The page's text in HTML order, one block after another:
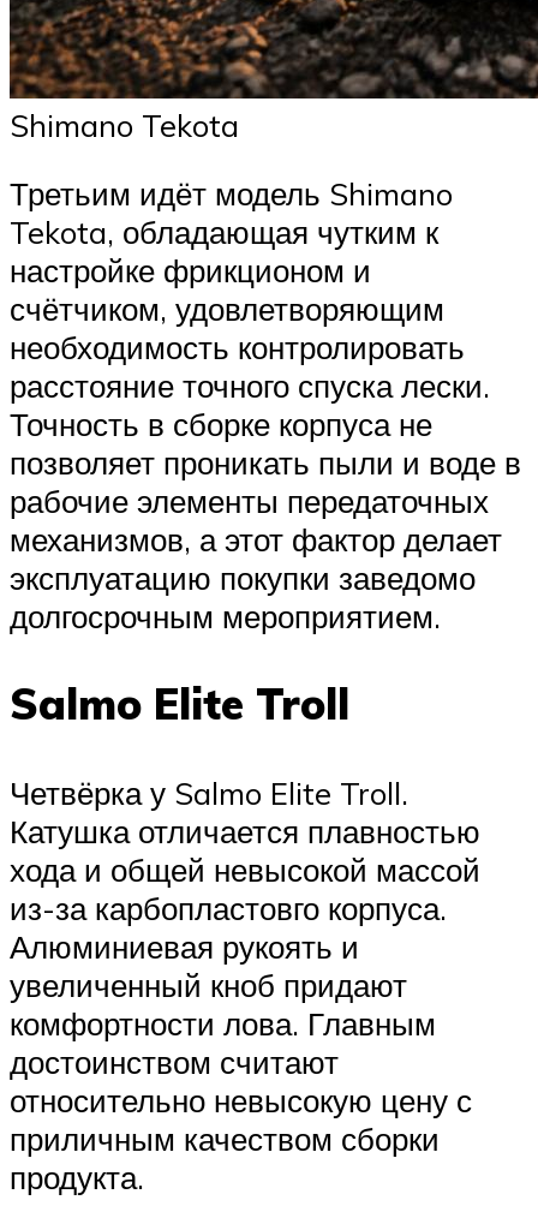
Shimano Tekota
Третьим идёт модель Shimano
Tekota, обладающая чутким к
настройке фрикционом и
счётчиком, удовлетворяющим
необходимость контролировать
расстояние точного спуска лески.
Точность в сборке корпуса не
позволяет проникать пыли и воде в
рабочие элементы передаточных
механизмов, а этот фактор делает
эксплуатацию покупки заведомо
долгосрочным мероприятием.
Salmo Elite Troll
Четвёрка у Salmo Elite Troll.
Катушка отличается плавностью
хода и общей невысокой массой
из-за карбопластовго корпуса.
Алюминиевая рукоять и
увеличенный кноб придают
комфортности лова. Главным
достоинством считают
относительно невысокую цену с
приличным качеством сборки
продукта.